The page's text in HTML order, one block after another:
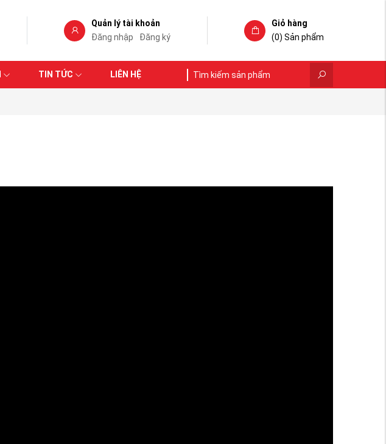
Quản lý tài khoản
Đăng nhập
Đăng ký
Giỏ hàng
(0) Sản phẩm
TIN TỨC LIÊN HỆ